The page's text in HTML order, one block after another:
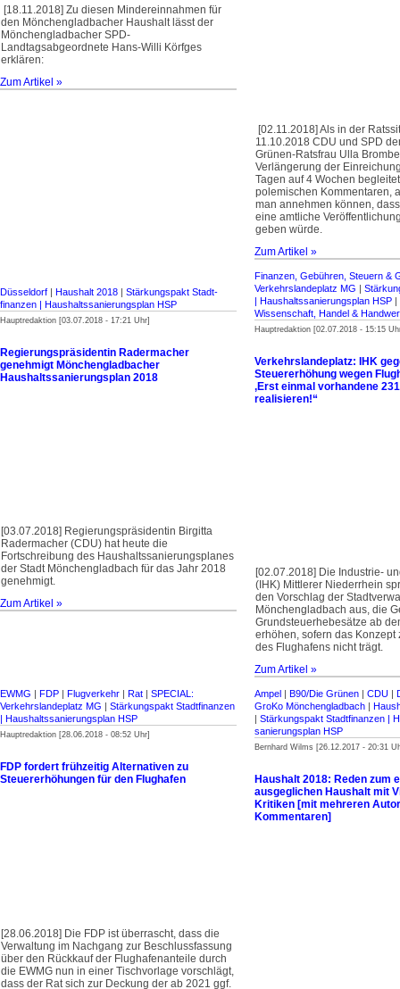
[18.11.2018] Zu diesen Mindereinnahmen für
den Mönchengladbacher Haushalt lässt der
Mönchengladbacher SPD-
Landtagsabgeordnete Hans-Willi Körfges
erklären:
Zum Artikel »
[02.11.2018] Als in der
11.10.2018 CDU und SPD
Grünen-Ratsfrau Ulla
Verlängerung der
Tagen auf 4 Wochen
polemischen Kommentaren,
man annehmen können,
eine amtliche
geben würde.
Zum Artikel »
Düsseldorf | Haushalt 2018 | Stärkungspakt Stadt­
finanzen | Haus­halts­sanierungsplan HSP
Hauptredaktion [03.07.2018 - 17:21 Uhr]
Regierungspräsidentin Radermacher
genehmigt Mönchengladbacher
Haushaltssanierungsplan 2018
[03.07.2018] Regierungspräsidentin Birgitta
Radermacher (CDU) hat heute die
Fortschreibung des Haushaltssanierungsplanes
der Stadt Mönchengladbach für das Jahr 2018
genehmigt.
Zum Artikel »
Finanzen, Gebühren, Steuern &
Verkehrslandeplatz MG |
| Haus­halts­sanierungsplan HSP |
Wissenschaft, Handel &
Hauptredaktion [02.07.2018 - 15:15
Verkehrslandeplatz: IHK
Steuererhöhung wegen
‚Erst einmal vorhandene
realisieren!“
[02.07.2018] Die Industrie-
(IHK) Mittlerer Niederrhein
den Vorschlag der
Mönchengladbach aus, die
Grundsteuerhebesätze ab
erhöhen, sofern das Konzept
des Flughafens nicht trägt.
Zum Artikel »
EWMG | FDP | Flugverkehr | Rat | SPECIAL:
Verkehrslandeplatz MG | Stärkungspakt Stadt­finanzen
| Haus­halts­sanierungsplan HSP
Hauptredaktion [28.06.2018 - 08:52 Uhr]
FDP fordert frühzeitig Alternativen zu
Steuererhöhungen für den Flughafen
[28.06.2018] Die FDP ist überrascht, dass die
Verwaltung im Nachgang zur Beschlussfassung
über den Rückkauf der Flughafenanteile durch
die EWMG nun in einer Tischvorlage vorschlägt,
dass der Rat sich zur Deckung der ab 2021 ggf.
Ampel | B90/Die Grünen | CDU |
GroKo Mönchengladbach |
| Stärkungspakt Stadt­finanzen |
sanierungsplan HSP
Bernhard Wilms [26.12.2017 - 20:31
Haushalt 2018: Reden zum
ausgeglichen Haushalt mit
Kritiken [mit mehreren
Kommentaren]